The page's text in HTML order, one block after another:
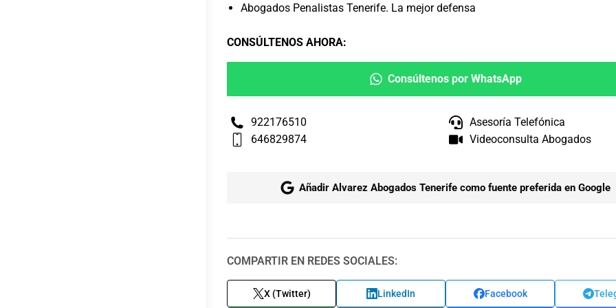
Abogados Penalistas Tenerife. La mejor defensa
CONSÚLTENOS AHORA:
Consúltenos por WhatsApp
922176510
646829874
Asesoría Telefónica
Videoconsulta Abogados
Añadir Alvarez Abogados Tenerife como fuente preferida en Google
COMPARTIR EN REDES SOCIALES:
X (Twitter) LinkedIn Facebook